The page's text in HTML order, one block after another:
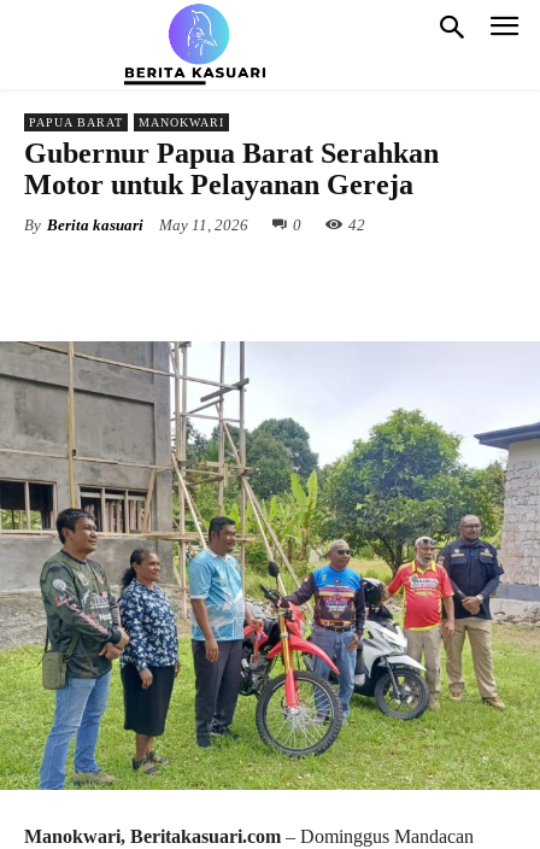
PAPUA BARAT MANOKWARI
Gubernur Papua Barat Serahkan
Motor untuk Pelayanan Gereja
By Berita kasuari May 11, 2026 0 42
Manokwari, Beritakasuari.com – Dominggus Mandacan